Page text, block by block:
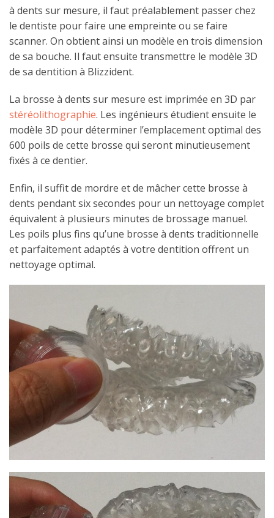
à dents sur mesure, il faut préalablement passer chez
le dentiste pour faire une empreinte ou se faire
scanner. On obtient ainsi un modèle en trois dimension
de sa bouche. Il faut ensuite transmettre le modèle 3D
de sa dentition à Blizzident.
La brosse à dents sur mesure est imprimée en 3D par
stéréolithographie. Les ingénieurs étudient ensuite le
modèle 3D pour déterminer l’emplacement optimal des
600 poils de cette brosse qui seront minutieusement
fixés à ce dentier.
Enfin, il suffit de mordre et de mâcher cette brosse à
dents pendant six secondes pour un nettoyage complet
équivalent à plusieurs minutes de brossage manuel.
Les poils plus fins qu’une brosse à dents traditionnelle
et parfaitement adaptés à votre dentition offrent un
nettoyage optimal.